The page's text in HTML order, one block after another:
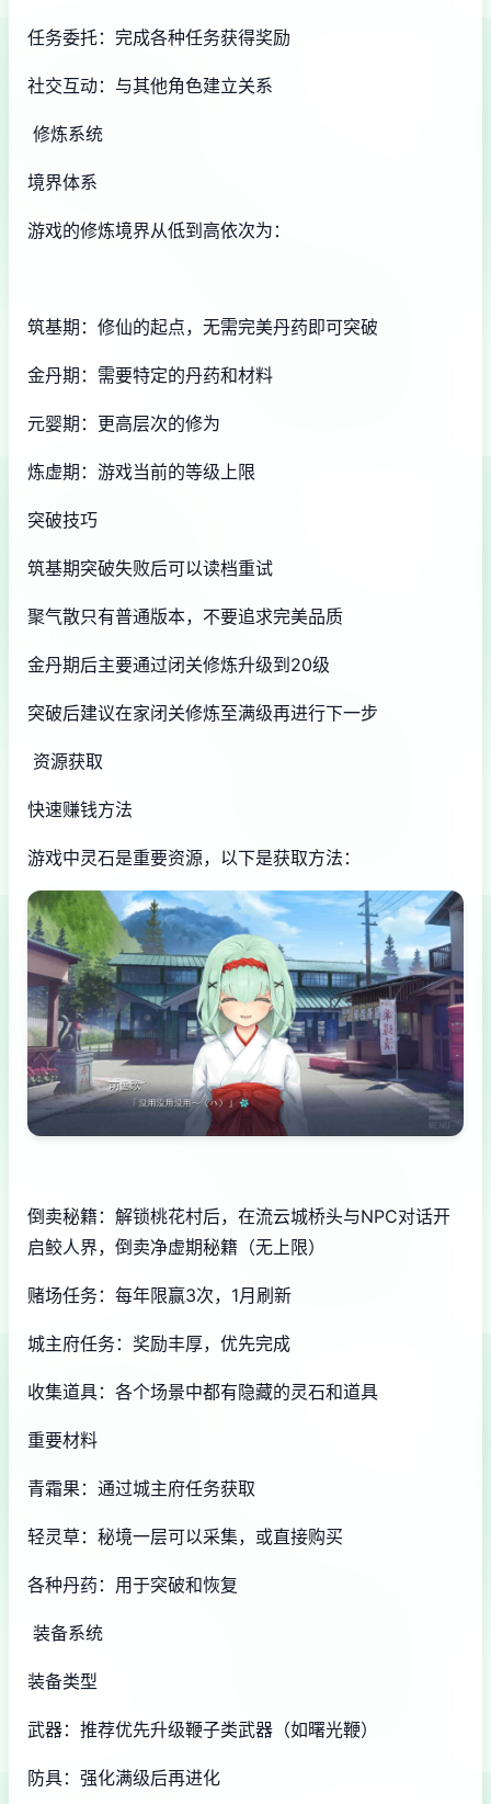
任务委托：完成各种任务获得奖励
社交互动：与其他角色建立关系
修炼系统
境界体系
游戏的修炼境界从低到高依次为：
筑基期：修仙的起点，无需完美丹药即可突破
金丹期：需要特定的丹药和材料
元婴期：更高层次的修为
炼虚期：游戏当前的等级上限
突破技巧
筑基期突破失败后可以读档重试
聚气散只有普通版本，不要追求完美品质
金丹期后主要通过闭关修炼升级到20级
突破后建议在家闭关修炼至满级再进行下一步
资源获取
快速赚钱方法
游戏中灵石是重要资源，以下是获取方法：
倒卖秘籍：解锁桃花村后，在流云城桥头与NPC对话开
启鲛人界，倒卖净虚期秘籍（无上限）
赌场任务：每年限赢3次，1月刷新
城主府任务：奖励丰厚，优先完成
收集道具：各个场景中都有隐藏的灵石和道具
重要材料
青霜果：通过城主府任务获取
轻灵草：秘境一层可以采集，或直接购买
各种丹药：用于突破和恢复
装备系统
装备类型
武器：推荐优先升级鞭子类武器（如曙光鞭）
防具：强化满级后再进化